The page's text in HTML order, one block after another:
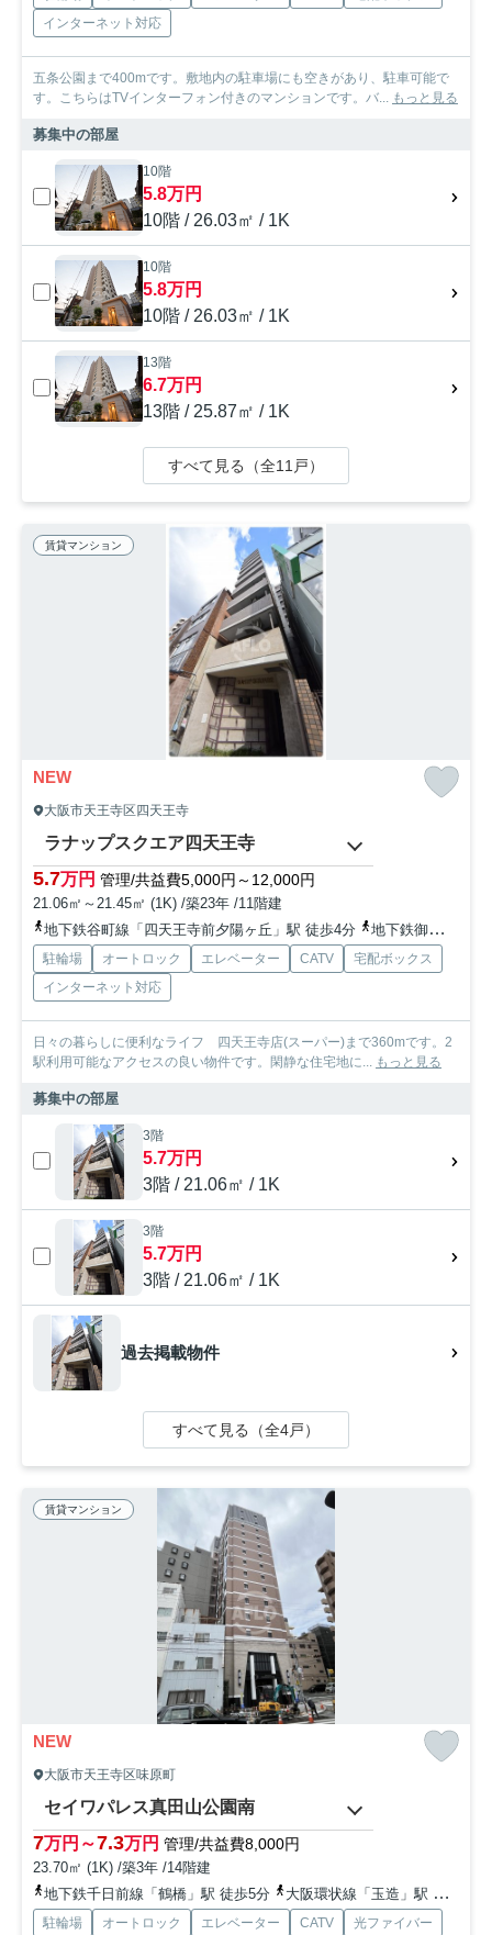
インターネット対応
五条公園まで400mです。敷地内の駐車場にも空きがあり、駐車可能で
す。こちらはTVインターフォン付きのマンションです。バ...
もっと見る
募集中の部屋
10階
5.8万円
10階 / 26.03㎡ / 1K
10階
5.8万円
10階 / 26.03㎡ / 1K
13階
6.7万円
13階 / 25.87㎡ / 1K
すべて見る（全11戸）
賃貸マンション
NEW
大阪市天王寺区四天王寺
ラナップスクエア四天王寺
5.7万円 管理/共益費5,000円～12,000円
21.06㎡～21.45㎡ (1K) /築23年 /11階建
地下鉄谷町線「四天王寺前夕陽ヶ丘」駅 徒歩4分
地下鉄御堂筋線「天王寺」駅 徒歩10分
駐輪場 オートロック エレベーター CATV
宅配ボックス
インターネット対応
日々の暮らしに便利なライフ 四天王寺店(スーパー)まで360mです。2
駅利用可能なアクセスの良い物件です。閑静な住宅地に...
もっと見る
募集中の部屋
3階
5.7万円
3階 / 21.06㎡ / 1K
3階
5.7万円
3階 / 21.06㎡ / 1K
過去掲載物件
すべて見る（全4戸）
賃貸マンション
NEW
大阪市天王寺区味原町
セイワパレス真田山公園南
7万円～7.3万円 管理/共益費8,000円
23.70㎡ (1K) /築3年 /14階建
地下鉄千日前線「鶴橋」駅 徒歩5分
大阪環状線「玉造」駅 徒歩5分
駐輪場 オートロック エレベーター CATV 光ファイバー